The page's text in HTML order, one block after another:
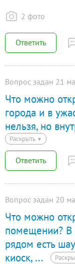
2 фото
Ответить
Вопрос задан 21
Что можно
города и в
нельзя, но
Раскрыть ▼
Ответить
Вопрос задан 20
Что можно
помещении? В
рядом есть
киоск, ...